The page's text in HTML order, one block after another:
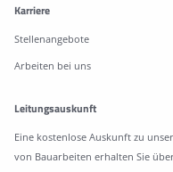
Karriere
Stellenangebote
Arbeiten bei uns
Leitungsauskunft
Eine kostenlose Auskunft zu
von Bauarbeiten erhalten Sie